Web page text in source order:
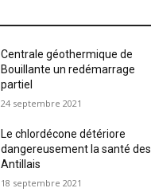
Centrale géothermique de
Bouillante un redémarrage
partiel
24 septembre 2021
Le chlordécone détériore
dangereusement la santé des
Antillais
18 septembre 2021